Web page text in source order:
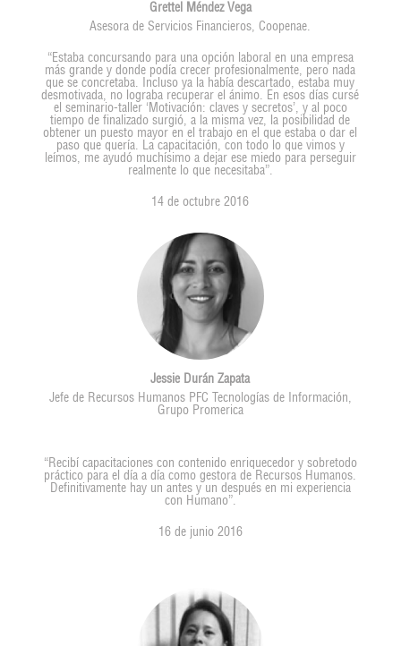
Grettel Méndez Vega
Asesora de Servicios Financieros, Coopenae.
“Estaba concursando para una opción laboral en una empresa
más grande y donde podía crecer profesionalmente, pero nada
que se concretaba. Incluso ya la había descartado, estaba muy
desmotivada, no lograba recuperar el ánimo. En esos días cursé
el seminario-taller ‘Motivación: claves y secretos’, y al poco
tiempo de finalizado surgió, a la misma vez, la posibilidad de
obtener un puesto mayor en el trabajo en el que estaba o dar el
paso que quería. La capacitación, con todo lo que vimos y
leímos, me ayudó muchísimo a dejar ese miedo para perseguir
realmente lo que necesitaba”.
14 de octubre 2016
Jessie Durán Zapata
Jefe de Recursos Humanos PFC Tecnologías de Información,
Grupo Promerica
“Recibí capacitaciones con contenido enriquecedor y sobretodo
práctico para el día a día como gestora de Recursos Humanos.
Definitivamente hay un antes y un después en mi experiencia
con Humano”.
16 de junio 2016